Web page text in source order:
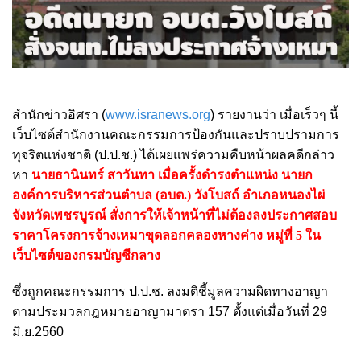
สำนักข่าวอิศรา (www.isranews.org) รายงานว่า เมื่อเร็วๆ นี้
เว็บไซต์สำนักงานคณะกรรมการป้องกันและปราบปรามการ
ทุจริตแห่งชาติ (ป.ป.ช.) ได้เผยแพร่ความคืบหน้าผลคดีกล่าว
หา นายธานินทร์ สาวันทา เมื่อครั้งดำรงตำแหน่ง นายก
องค์การบริหารส่วนตำบล (อบต.) วังโบสถ์ อำเภอหนองไผ่
จังหวัดเพชรบูรณ์ สั่งการให้เจ้าหน้าที่ไม่ต้องลงประกาศสอบ
ราคาโครงการจ้างเหมาขุดลอกคลองหางค่าง หมู่ที่ 5 ใน
เว็บไซต์ของกรมบัญชีกลาง
ซึ่งถูกคณะกรรมการ ป.ป.ช. ลงมติชี้มูลความผิดทางอาญา
ตามประมวลกฎหมายอาญามาตรา 157 ตั้งแต่เมื่อวันที่ 29
มิ.ย.2560